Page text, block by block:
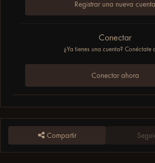
Registrar una nueva cuenta
Conectar
¿Ya tienes una cuenta? Conéctate
Conectar ahora
Compartir